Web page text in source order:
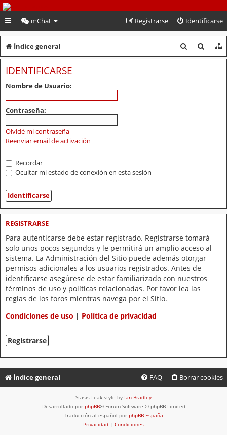
PeruVoley.com
mChat Identificarse
Registrarse
Índice general
u
u
IDENTIFICARSE
Nombre de Usuario:
Contraseña:
Olvidé mi contraseña
Reenviar email de activación
Recordar
Ocultar mi estado de conexión en esta sesión
REGISTRARSE
Para autenticarse debe estar registrado. Registrarse tomará
solo unos pocos segundos y le permitirá un amplio acceso al
sistema. La Administración del Sitio puede además otorgar
permisos adicionales a los usuarios registrados. Antes de
identificarse asegúrese de estar familiarizado con nuestros
términos de uso y políticas relacionadas. Por favor lea las
reglas de los foros mientras navega por el Sitio.
Condiciones de uso | Política de privacidad
Registrarse
Índice general Borrar cookies
FAQ
Stasis Leak style by Ian Bradley
Desarrollado por phpBB® Forum Software © phpBB Limited
Traducción al español por phpBB España
Privacidad | Condiciones